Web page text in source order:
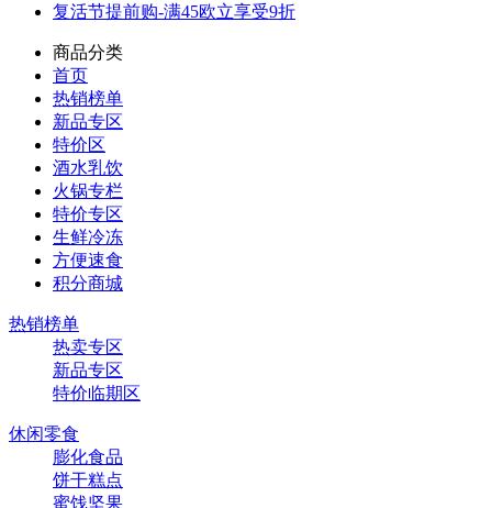
复活节提前购-满45欧立享受9折
商品分类
首页
热销榜单
新品专区
特价区
酒水乳饮
火锅专栏
特价专区
生鲜冷冻
方便速食
积分商城
热销榜单
热卖专区
新品专区
特价临期区
休闲零食
膨化食品
饼干糕点
蜜饯坚果